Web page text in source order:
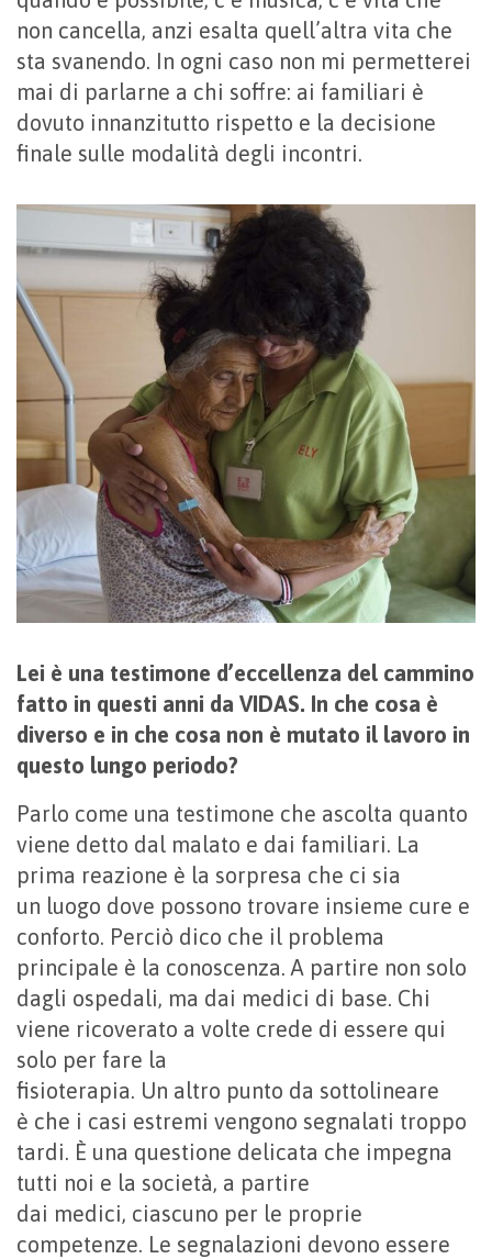
non cancella, anzi esalta quell’altra vita che
sta svanendo. In ogni caso non mi permetterei
mai di parlarne a chi soffre: ai familiari è
dovuto innanzitutto rispetto e la decisione
finale sulle modalità degli incontri.
Lei è una testimone d’eccellenza del cammino
fatto in questi anni da VIDAS. In che cosa è
diverso e in che cosa non è mutato il lavoro in
questo lungo periodo?
Parlo come una testimone che ascolta quanto
viene detto dal malato e dai familiari. La
prima reazione è la sorpresa che ci sia
un luogo dove possono trovare insieme cure e
conforto. Perciò dico che il problema
principale è la conoscenza. A partire non solo
dagli ospedali, ma dai medici di base. Chi
viene ricoverato a volte crede di essere qui
solo per fare la
fisioterapia. Un altro punto da sottolineare
è che i casi estremi vengono segnalati troppo
tardi. È una questione delicata che impegna
tutti noi e la società, a partire
dai medici, ciascuno per le proprie
competenze. Le segnalazioni devono essere